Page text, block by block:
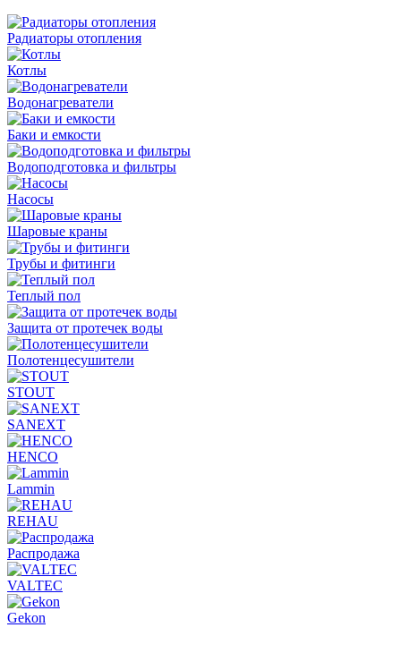
Радиаторы отопления
Котлы
Водонагреватели
Баки и емкости
Водоподготовка и фильтры
Насосы
Шаровые краны
Трубы и фитинги
Теплый пол
Защита от протечек воды
Полотенцесушители
STOUT
SANEXT
HENCO
Lammin
REHAU
Распродажа
VALTEC
Gekon